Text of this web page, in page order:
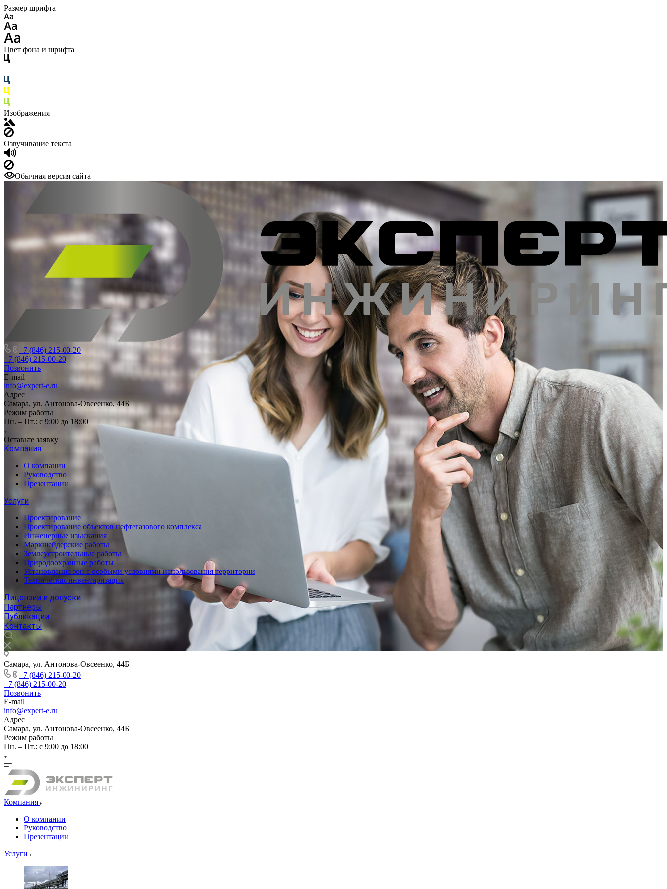
Размер шрифта
Цвет фона и шрифта
Изображения
Озвучивание текста
Обычная версия сайта
+7 (846) 215-00-20
+7 (846) 215-00-20
Позвонить
E-mail
info@expert-e.ru
Адрес
Самара, ул. Антонова-Овсеенко, 44Б
Режим работы
Пн. – Пт.: с 9:00 до 18:00
Оставьте заявку
Компания
О компании
Руководство
Презентации
Услуги
Проектирование
Проектирование объектов нефтегазового комплекса
Инженерные изыскания
Маркшейдерские работы
Землеустроительные работы
Природоохранные работы
Установление зон с особыми условиями использования территории
Техническая инвентаризация
Лицензии и допуски
Партнеры
Публикации
Контакты
Самара, ул. Антонова-Овсеенко, 44Б
+7 (846) 215-00-20
+7 (846) 215-00-20
Позвонить
E-mail
info@expert-e.ru
Адрес
Самара, ул. Антонова-Овсеенко, 44Б
Режим работы
Пн. – Пт.: с 9:00 до 18:00
Компания
О компании
Руководство
Презентации
Услуги